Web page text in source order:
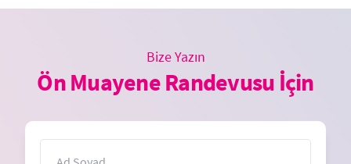
Bize Yazın
Ön Muayene Randevusu İçin